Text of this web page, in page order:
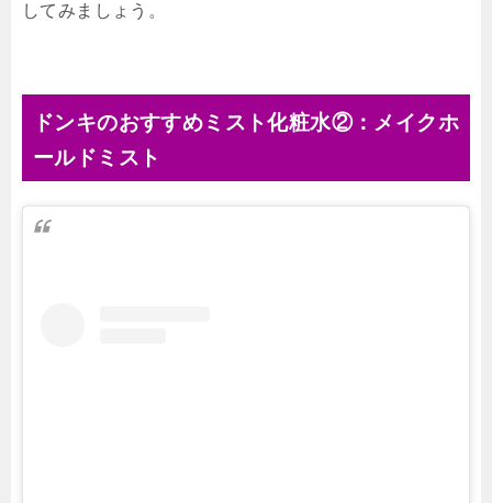
してみましょう。
ドンキのおすすめミスト化粧水②：メイクホ
ールドミスト